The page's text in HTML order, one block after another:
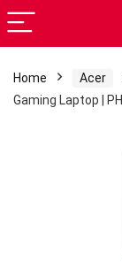
Home Acer
Gaming Laptop |